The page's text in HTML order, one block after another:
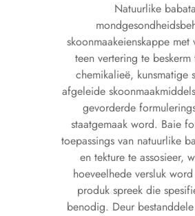
Natuurlike
skoonmaakeienskappe
teen vertering te
chemikalieë, kunsmatige
afgeleide
gevorderde
staatgemaak word. Baie
toepassings van natuurlike
en tekture te assosieer,
hoeveelhede versluk
produk spreek die
benodig. Deur